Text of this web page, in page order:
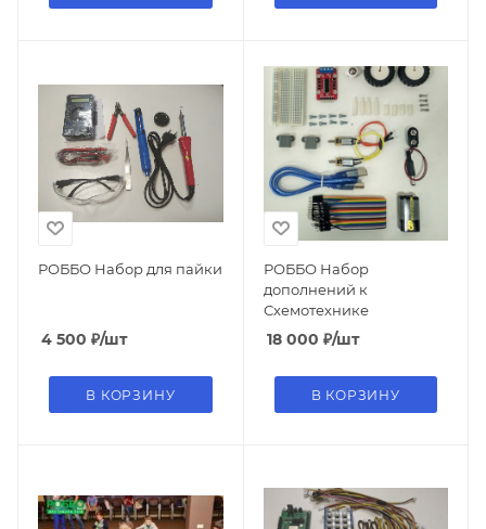
РОББО Набор для пайки
4 500 ₽/шт
В КОРЗИНУ
РОББО Набор
дополнений к
Схемотехнике
18 000 ₽/шт
В КОРЗИНУ